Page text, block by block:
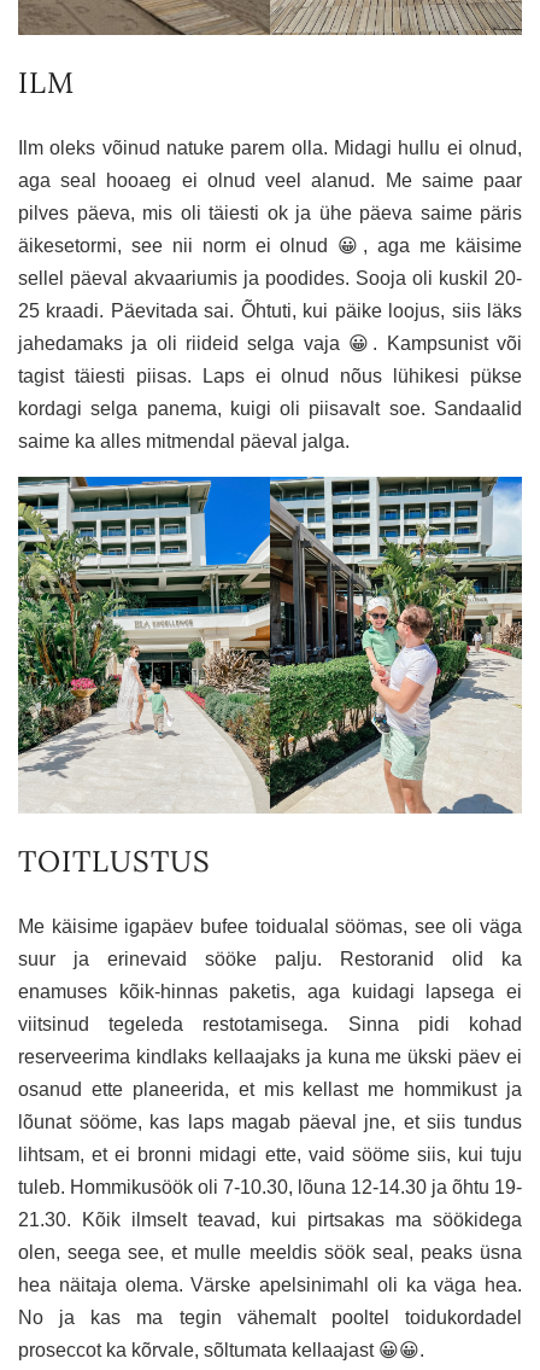
ILM
Ilm oleks võinud natuke parem olla. Midagi hullu ei olnud,
aga seal hooaeg ei olnud veel alanud. Me saime paar
pilves päeva, mis oli täiesti ok ja ühe päeva saime päris
äikesetormi, see nii norm ei olnud 😀, aga me käisime
sellel päeval akvaariumis ja poodides. Sooja oli kuskil 20-
25 kraadi. Päevitada sai. Õhtuti, kui päike loojus, siis läks
jahedamaks ja oli riideid selga vaja 😀. Kampsunist või
tagist täiesti piisas. Laps ei olnud nõus lühikesi pükse
kordagi selga panema, kuigi oli piisavalt soe. Sandaalid
saime ka alles mitmendal päeval jalga.
TOITLUSTUS
Me käisime igapäev bufee toidualal söömas, see oli väga
suur ja erinevaid sööke palju. Restoranid olid ka
enamuses kõik-hinnas paketis, aga kuidagi lapsega ei
viitsinud tegeleda restotamisega. Sinna pidi kohad
reserveerima kindlaks kellaajaks ja kuna me ükski päev ei
osanud ette planeerida, et mis kellast me hommikust ja
lõunat sööme, kas laps magab päeval jne, et siis tundus
lihtsam, et ei bronni midagi ette, vaid sööme siis, kui tuju
tuleb. Hommikusöök oli 7-10.30, lõuna 12-14.30 ja õhtu 19-
21.30. Kõik ilmselt teavad, kui pirtsakas ma söökidega
olen, seega see, et mulle meeldis söök seal, peaks üsna
hea näitaja olema. Värske apelsinimahl oli ka väga hea.
No ja kas ma tegin vähemalt pooltel toidukordadel
proseccot ka kõrvale, sõltumata kellaajast 😀😀.